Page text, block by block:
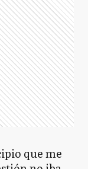
que me